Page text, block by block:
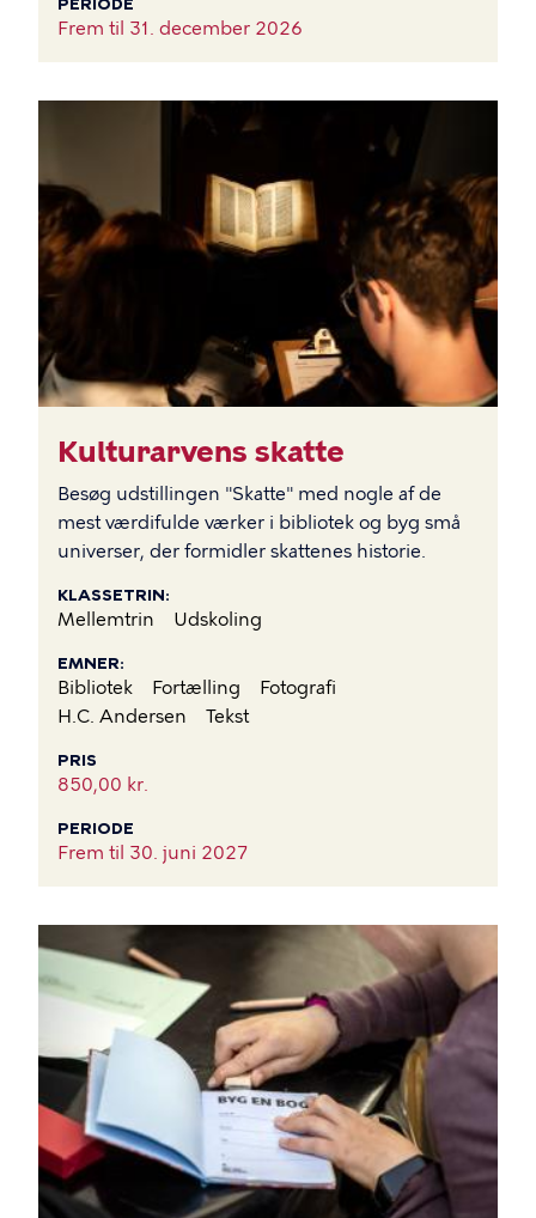
PERIODE
Frem til 31. december 2026
Kulturarvens skatte
Besøg udstillingen "Skatte" med nogle af de
mest værdifulde værker i bibliotek og byg små
universer, der formidler skattenes historie.
KLASSETRIN
Mellemtrin Udskoling
EMNER
Bibliotek Fortælling
Fotografi
H.C. Andersen
Tekst
PRIS
850,00 kr.
PERIODE
Frem til 30. juni 2027
BILLEDE